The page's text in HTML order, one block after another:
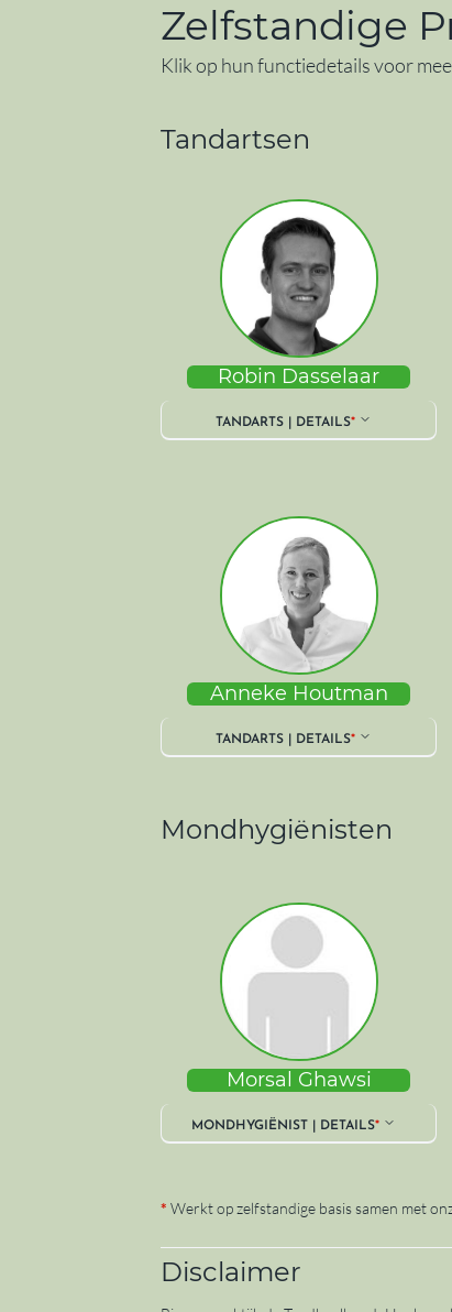
Zelfstandige
Klik op hun functiedetails voor
Tandartsen
Robin Dasselaar
TANDARTS | DETAILS*
Anneke Houtman
TANDARTS | DETAILS*
Mondhygiënisten
Morsal Ghawsi
MONDHYGIËNIST | DETAILS*
* Werkt op zelfstandige basis samen met
Disclaimer